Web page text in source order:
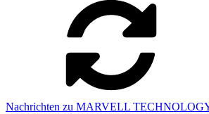
Nachrichten zu MARVELL